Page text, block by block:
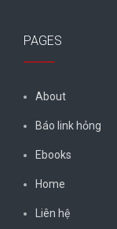
PAGES
About
Báo link hỏng
Ebooks
Home
Liên hệ